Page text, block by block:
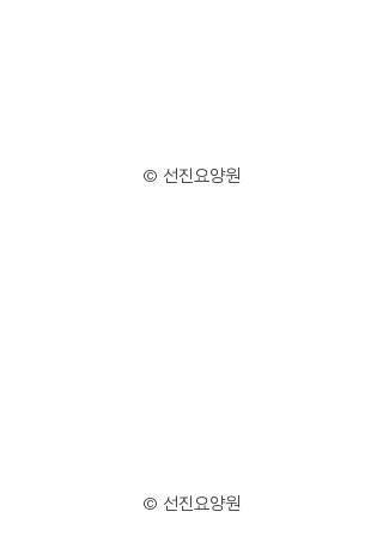
© 선진요양원
© 선진요양원